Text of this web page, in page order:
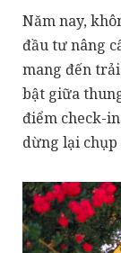
Năm nay,
đầu tư nâng
mang đến
bật giữa
điểm check-
dừng lại chụp